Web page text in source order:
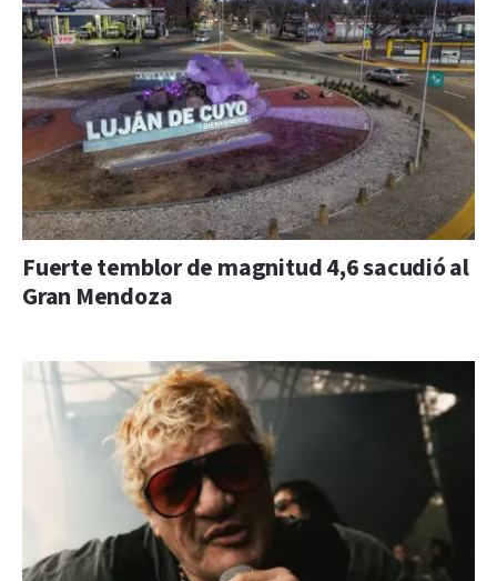
Fuerte temblor de magnitud 4,6 sacudió al
Gran Mendoza